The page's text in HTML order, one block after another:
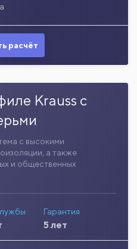
расчёт
Krauss с
с высокими
а также
и общественных
Гарантия
5 лет